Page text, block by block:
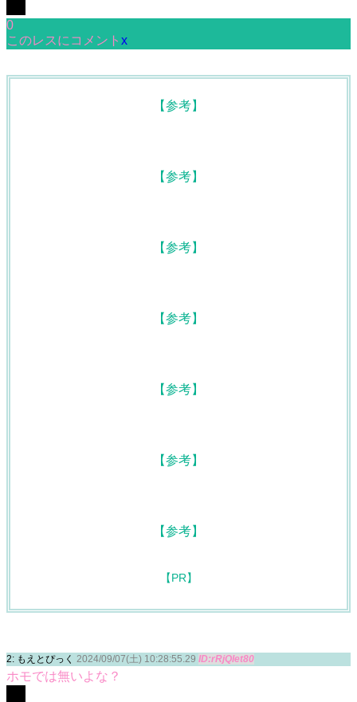
0
このレスにコメント x
2: もえとぴっく 2024/09/07(土) 10:28:55.29 ID:rRjQIet80
ホモでは無いよな？